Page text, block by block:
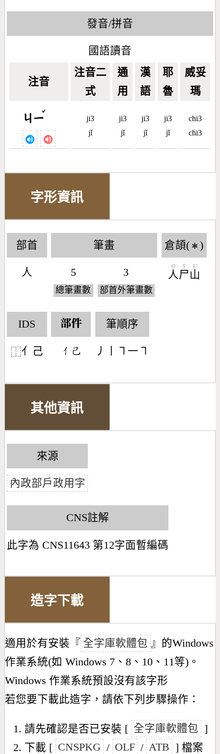
發音/拼音
國語讀音
注音
注音二
式
通
用
漢
語
耶
魯
威妥
瑪
ㄐㄧ
ˇ
ji3
jǐ
ji3
jǐ
ji3
jǐ
ji3
jǐ
chi3
chi3
字形資訊
部首
人
筆畫
5
總筆畫數
3
部首外筆畫數
倉頡( ✱ )
人
O
尸
S
山
U
IDS
⿰亻己
部件
󶀭󶂎
筆順序
丿丨㇕一㇕
其他資訊
來源
內政部戶政用字
CNS註解
此字為 CNS11643 第12字面暫編碼
造字下載
適用於有安裝『 全字庫軟體包 』的Windows
作業系統(如 Windows 7、8、10、11等)。
Windows 作業系統預設沒有該字形
若您要下載此造字，請依下列步驟操作：
請先確認是否已安裝 [ 全字庫軟體包 ]
下載 [ CNSPKG / OLF / ATB ] 檔案